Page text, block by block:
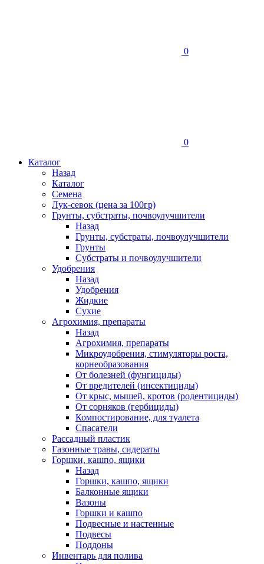
0
0
Каталог
Назад
Каталог
Семена
Лук-севок (цена за 100гр)
Грунты, субстраты, почвоулучшители
Назад
Грунты, субстраты, почвоулучшители
Грунты
Субстраты и почвоулучшители
Удобрения
Назад
Удобрения
Жидкие
Сухие
Агрохимия, препараты
Назад
Агрохимия, препараты
Микроудобрения, стимуляторы роста,
корнеобразования
От болезней (фунгициды)
От вредителей (инсектициды)
От крыс, мышей, кротов (родентициды)
От сорняков (гербициды)
Компостирование, для туалета
Спасатели
Рассадный пластик
Газонные травы, сидераты
Горшки, кашпо, ящики
Назад
Горшки, кашпо, ящики
Балконные ящики
Вазоны
Горшки и кашпо
Подвесные и настенные
Подвесы
Поддоны
Инвентарь для полива